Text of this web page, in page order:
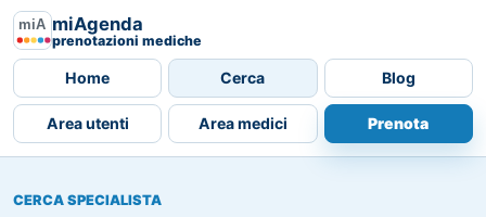
miAgenda
prenotazioni mediche
Home Cerca Blog
Area utenti Area medici Prenota
CERCA SPECIALISTA